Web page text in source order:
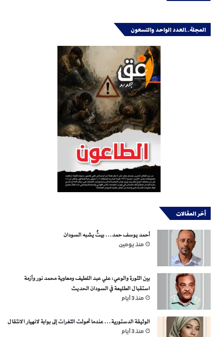
المجلة..العدد الواحد والتسعون
أخر المقالات
أحمد يوسف حمد… بيتٌ يشبه السودان
منذ يومين
بين الثورة والوعي: علي عبد اللطيف ومعاوية محمد نور وأزمة
استقبال الطليعة في السودان الحديث
منذ 3 أيام
الوثيقة الدستورية… عندما تحولت الثغرات إلى بوابة لانهيار الانتقال
منذ 3 أيام